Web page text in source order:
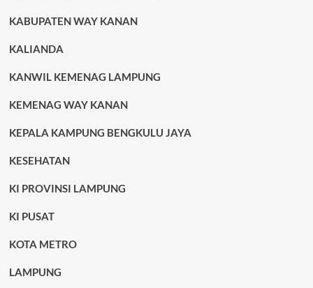
KABUPATEN WAY KANAN
KALIANDA
KANWIL KEMENAG LAMPUNG
KEMENAG WAY KANAN
KEPALA KAMPUNG BENGKULU JAYA
KESEHATAN
KI PROVINSI LAMPUNG
KI PUSAT
KOTA METRO
LAMPUNG